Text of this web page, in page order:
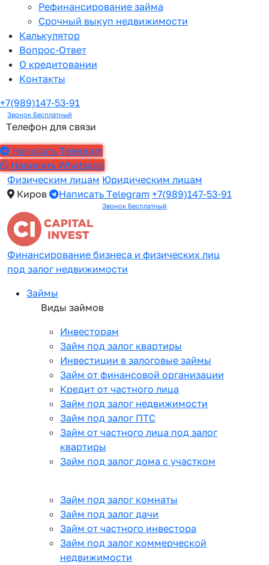
Рефинансирование займа
Срочный выкуп недвижимости
Калькулятор
Вопрос-Ответ
О кредитовании
Контакты
+7(989)147-53-91
Звонок Бесплатный
Телефон для связи
Написать Telegram
Написать Whatsapp
Физическим лицам Юридическим лицам
Киров
Написать Telegram +7(989)147-53-91
Звонок Бесплатный
Финансирование бизнеса и физических лиц
под залог недвижимости
Займы
Виды займов
Инвесторам
Займ под залог квартиры
Инвестиции в залоговые займы
Займ от финансовой организации
Кредит от частного лица
Займ под залог недвижимости
Займ под залог ПТС
Займ от частного лица под залог
квартиры
Займ под залог дома с участком
Займ под залог комнаты
Займ под залог дачи
Займ от частного инвестора
Займ под залог коммерческой
недвижимости